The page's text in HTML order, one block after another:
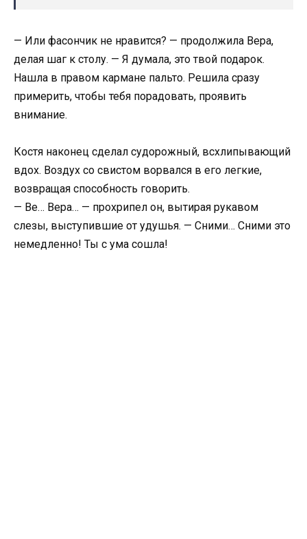
— Или фасончик не нравится? — продолжила Вера,
делая шаг к столу. — Я думала, это твой подарок.
Нашла в правом кармане пальто. Решила сразу
примерить, чтобы тебя порадовать, проявить
внимание.
Костя наконец сделал судорожный, всхлипывающий
вдох. Воздух со свистом ворвался в его легкие,
возвращая способность говорить.
— Ве… Вера… — прохрипел он, вытирая рукавом
слезы, выступившие от удушья. — Сними… Сними это
немедленно! Ты с ума сошла!